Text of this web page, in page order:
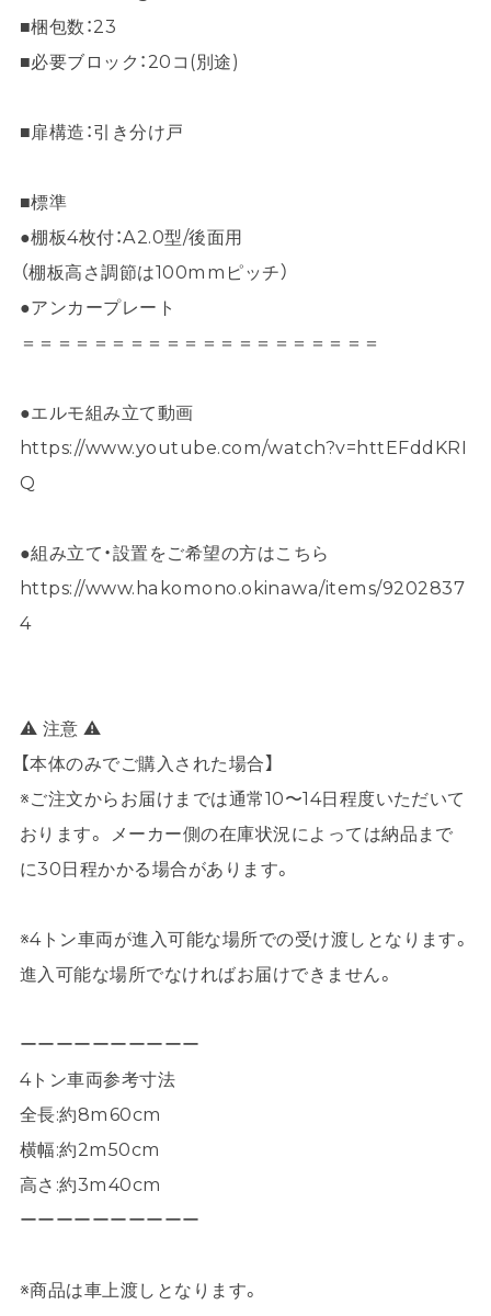
■梱包数：23
■必要ブロック：20コ(別途)
■扉構造：引き分け戸
■標準
●棚板4枚付：A2.0型/後面用
（棚板高さ調節は100mmピッチ）
●アンカープレート
＝＝＝＝＝＝＝＝＝＝＝＝＝＝＝＝＝＝＝＝
●エルモ組み立て動画
https://www.youtube.com/watch?v=httEFddKRI
Q
●組み立て・設置をご希望の方はこちら
https://www.hakomono.okinawa/items/9202837
4
⚠ 注意 ⚠
【本体のみでご購入された場合】
※ご注文からお届けまでは通常10〜14日程度いただいて
おります。 メーカー側の在庫状況によっては納品まで
に30日程かかる場合があります。
※4トン車両が進入可能な場所での受け渡しとなります。
進入可能な場所でなければお届けできません。
ーーーーーーーーーー
4トン車両参考寸法
全長:約8m60cm
横幅:約2m50cm
高さ:約3m40cm
ーーーーーーーーーー
※商品は車上渡しとなります。